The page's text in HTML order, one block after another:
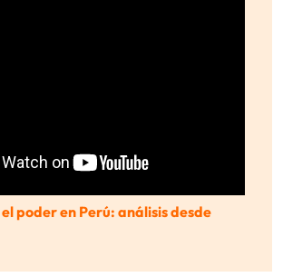
poder en Perú: análisis desde